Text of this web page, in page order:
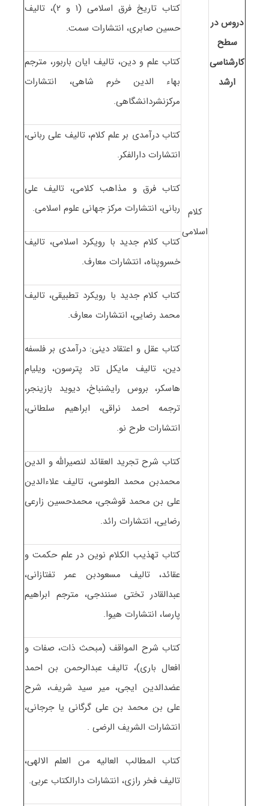
دروس در
سطح
کارشناسی
ارشد
کلام
اسلامی
کتاب تاریخ فرق اسلامی (۱ و ۲)، تالیف
حسین صابری، انتشارات سمت.
کتاب علم و دین، تالیف ایان باربور، مترجم
بهاء الدین خرم شاهی، انتشارات
مرکزنشردانشگاهی.
کتاب درآمدی بر علم کلام، تالیف علی ربانی،
انتشارات دارالفکر.
کتاب فرق و مذاهب کلامی، تالیف علی
ربانی، انتشارات مرکز جهانی علوم اسلامی.
کتاب کلام جدید با رویکرد اسلامی، تالیف
خسروپناه، انتشارات معارف.
کتاب کلام جدید با رویکرد تطبیقی، تالیف
محمد رضایی، انتشارات معارف.
کتاب عقل و اعتقاد دینی: درآمدی بر فلسفه
دین، تالیف مایکل تاد پترسون، ویلیام
هاسکر، بروس رایشنباخ، دیوید بازینجر،
ترجمه احمد نراقی، ابراهیم سلطانی،
انتشارات طرح نو.
کتاب شرح تجرید العقائد لنصیرالله و الدین
محمدبن محمد الطوسی، تالیف علاءالدین
علی بن محمد قوشجی، محمدحسین زارعی
رضایی، انتشارات رائد.
کتاب تهذیب الکلام نوین در علم حکمت و
عقائد، تالیف مسعودبن عمر تفتازانی،
عبدالقادر تختی سنندجی، مترجم ابراهیم
پارسا، انتشارات هیوا.
کتاب شرح المواقف (مبحث ذات، صفات و
افعال باری)، تالیف عبدالرحمن بن احمد
عضدالدین ایجی، میر سید شریف، شرح
علی بن محمد بن علی گرگانی یا جرجانی،
انتشارات الشریف الرضی .
کتاب المطالب العالیه من العلم الالهی،
تالیف فخر رازی، انتشارات دارالکتاب عربی.